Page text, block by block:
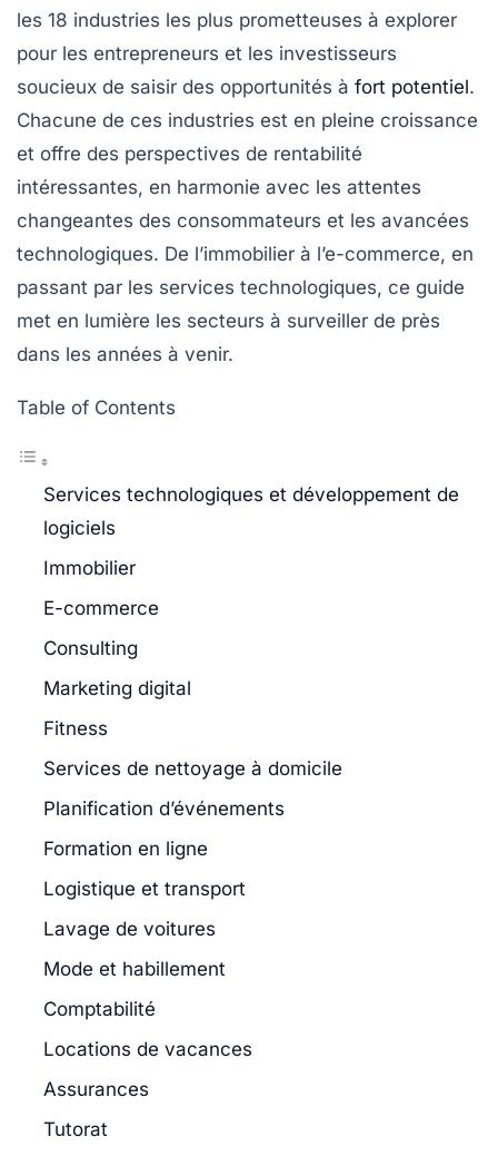
les 18 industries les plus prometteuses à explorer
pour les entrepreneurs et les investisseurs
soucieux de saisir des opportunités à fort potentiel.
Chacune de ces industries est en pleine croissance
et offre des perspectives de rentabilité
intéressantes, en harmonie avec les attentes
changeantes des consommateurs et les avancées
technologiques. De l’immobilier à l’e-commerce, en
passant par les services technologiques, ce guide
met en lumière les secteurs à surveiller de près
dans les années à venir.
Table of Contents
Services technologiques et développement de
logiciels
Immobilier
E-commerce
Consulting
Marketing digital
Fitness
Services de nettoyage à domicile
Planification d’événements
Formation en ligne
Logistique et transport
Lavage de voitures
Mode et habillement
Comptabilité
Locations de vacances
Assurances
Tutorat